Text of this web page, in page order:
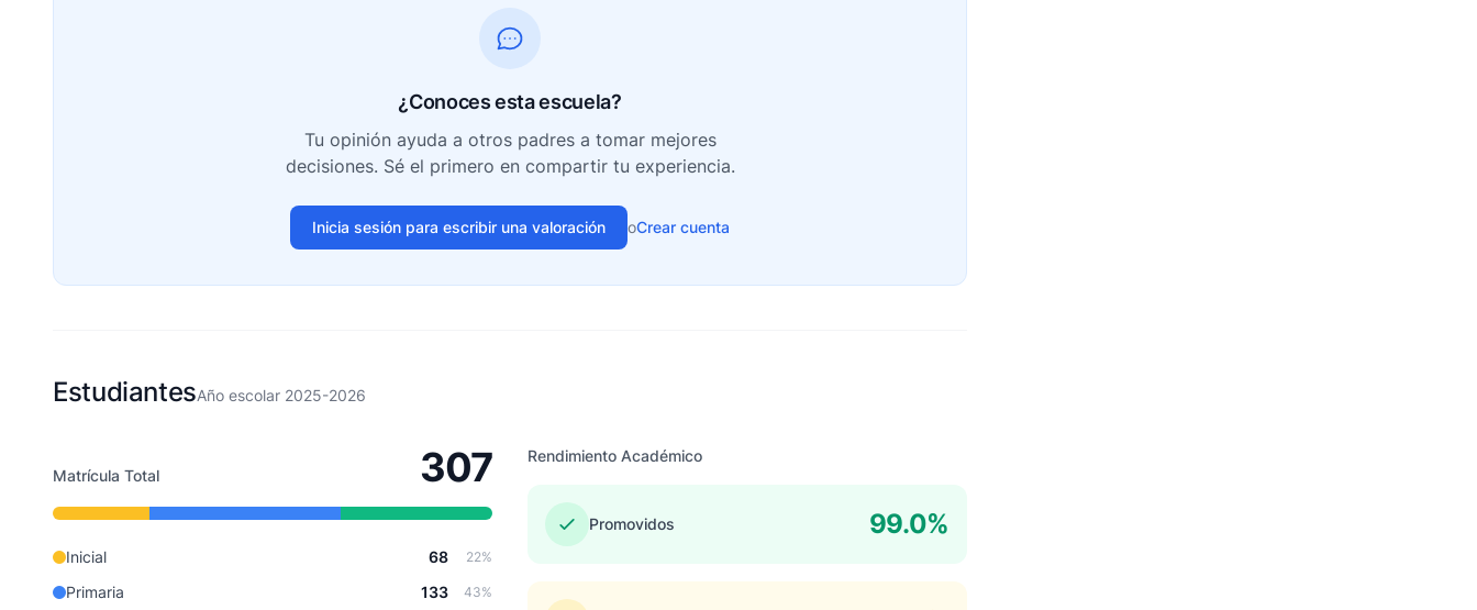
¿Conoces esta escuela?
Tu opinión ayuda a otros padres a tomar mejores
decisiones. Sé el primero en compartir tu experiencia.
Inicia sesión para escribir una valoración oCrear cuenta
EstudiantesAño escolar 2025-2026
Matrícula Total 307
Inicial 68 22%
Primaria 133 43%
Rendimiento Académico
Promovidos 99.0%